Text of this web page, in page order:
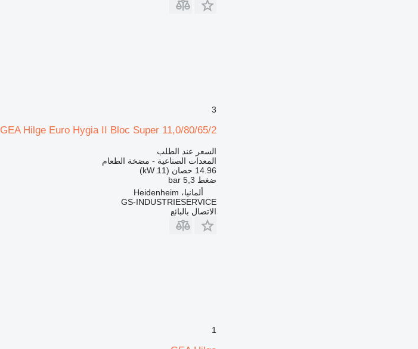
3
GEA Hilge Euro Hygia II Bloc Super 11,0/80/65/2
السعر عند الطلب
المعدات الصناعية - مضخة الطعام
14.96 حصان (11 kW)
ضغط 5,3 bar
ألمانيا، Heidenheim
GS-INDUSTRIESERVICE
الاتصال بالبائع
1